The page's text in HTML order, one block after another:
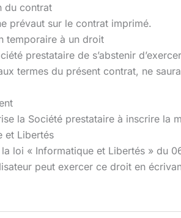
du contrat
prévaut sur le contrat imprimé.
temporaire à un droit
prestataire de s’abstenir
termes du présent contrat, ne
la Société prestataire à inscrire
et Libertés
loi « Informatique et Libertés » du
peut exercer ce droit en